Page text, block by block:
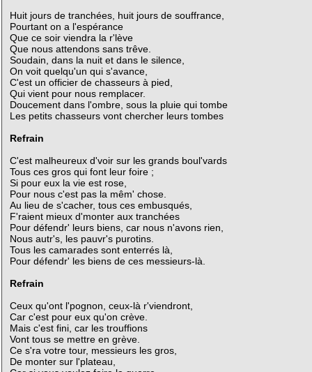
Huit jours de tranchées, huit jours de souffrance,
Pourtant on a l'espérance
Que ce soir viendra la r'lève
Que nous attendons sans trêve.
Soudain, dans la nuit et dans le silence,
On voit quelqu'un qui s'avance,
C'est un officier de chasseurs à pied,
Qui vient pour nous remplacer.
Doucement dans l'ombre, sous la pluie qui tombe
Les petits chasseurs vont chercher leurs tombes
Refrain
C'est malheureux d'voir sur les grands boul'vards
Tous ces gros qui font leur foire ;
Si pour eux la vie est rose,
Pour nous c'est pas la mêm' chose.
Au lieu de s'cacher, tous ces embusqués,
F'raient mieux d'monter aux tranchées
Pour défendr' leurs biens, car nous n'avons rien,
Nous autr's, les pauvr's purotins.
Tous les camarades sont enterrés là,
Pour défendr' les biens de ces messieurs-là.
Refrain
Ceux qu'ont l'pognon, ceux-là r'viendront,
Car c'est pour eux qu'on crève.
Mais c'est fini, car les trouffions
Vont tous se mettre en grève.
Ce s'ra votre tour, messieurs les gros,
De monter sur l'plateau,